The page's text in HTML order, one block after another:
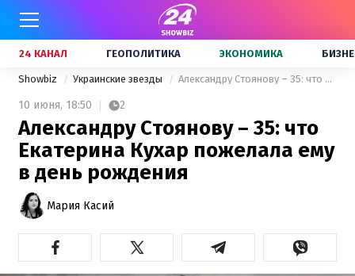
24 КАНАЛ ГЕОПОЛИТИКА ЭКОНОМИКА
Showbiz Украинские звезды Александру Стоянову – 35: что Екатерина Кухар пожелала ему в день рождения
10 июня, 18:50 2
Александру Стоянову – 35: что
Екатерина Кухар пожелала ему
в день рождения
Мария Касий